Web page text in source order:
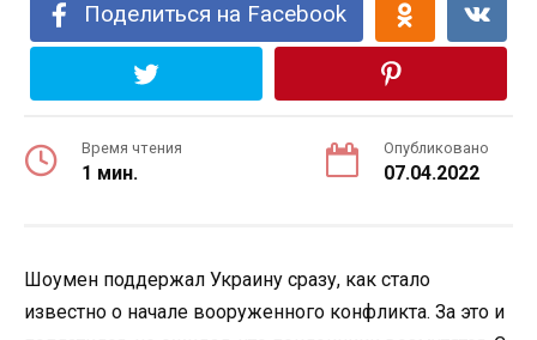
Поделиться на Facebook
Время чтения
1 мин.
Опубликовано
07.04.2022
Шоумен поддержал Украину сразу, как стало
известно о начале вооруженного конфликта. За это и